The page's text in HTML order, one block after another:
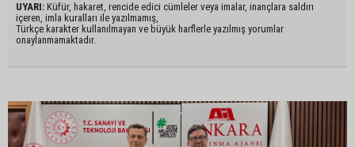
UYARI: Küfür, hakaret, rencide edici cümleler veya imalar, inançlara saldırı
içeren, imla kuralları ile yazılmamış,
Türkçe karakter kullanılmayan ve büyük harflerle yazılmış yorumlar
onaylanmamaktadır.